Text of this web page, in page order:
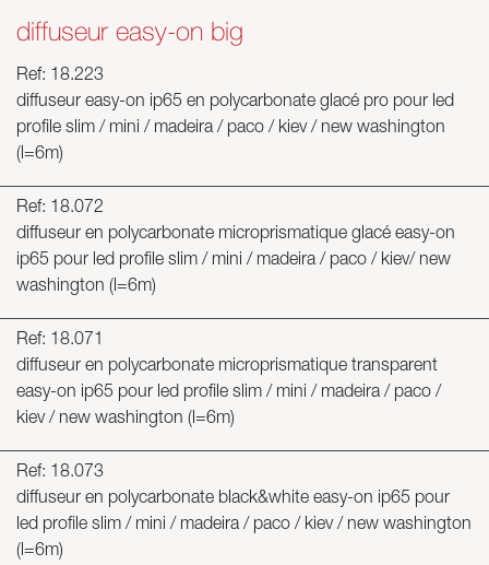
diffuseur easy-on big
Ref: 18.223
diffuseur easy-on ip65 en polycarbonate glacé pro pour led
profile slim / mini / madeira / paco / kiev / new washington
(l=6m)
Ref: 18.072
diffuseur en polycarbonate microprismatique glacé easy-on
ip65 pour led profile slim / mini / madeira / paco / kiev/ new
washington (l=6m)
Ref: 18.071
diffuseur en polycarbonate microprismatique transparent
easy-on ip65 pour led profile slim / mini / madeira / paco /
kiev / new washington (l=6m)
Ref: 18.073
diffuseur en polycarbonate black&white easy-on ip65 pour
led profile slim / mini / madeira / paco / kiev / new washington
(l=6m)